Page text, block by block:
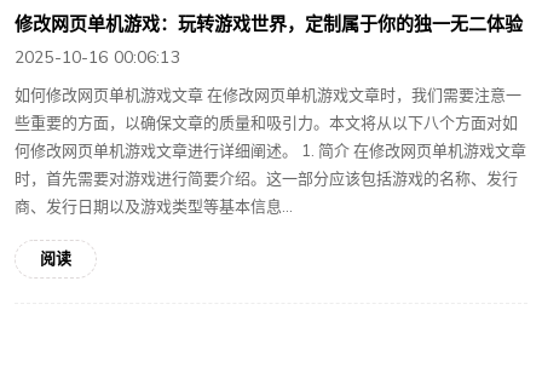
修改网页单机游戏：玩转游戏世界，定制属于你的独一无二体验
2025-10-16 00:06:13
如何修改网页单机游戏文章 在修改网页单机游戏文章时，我们需要注意一
些重要的方面，以确保文章的质量和吸引力。本文将从以下八个方面对如
何修改网页单机游戏文章进行详细阐述。 1. 简介 在修改网页单机游戏文章
时，首先需要对游戏进行简要介绍。这一部分应该包括游戏的名称、发行
商、发行日期以及游戏类型等基本信息...
阅读